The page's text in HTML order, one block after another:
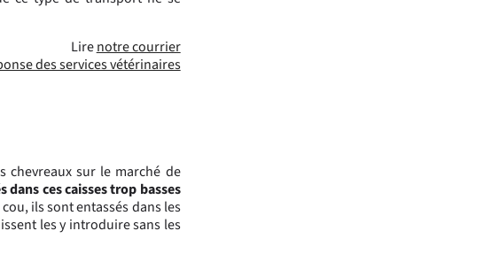
Lirenotre courrier
des services vétérinaires
chevreaux sur le marché de
ces caisses trop basses
ils sont entassés dans les
les y introduire sans les